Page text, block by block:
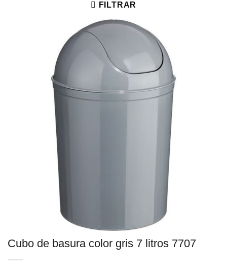
FILTRAR
Cubo de basura color gris 7 litros 7707